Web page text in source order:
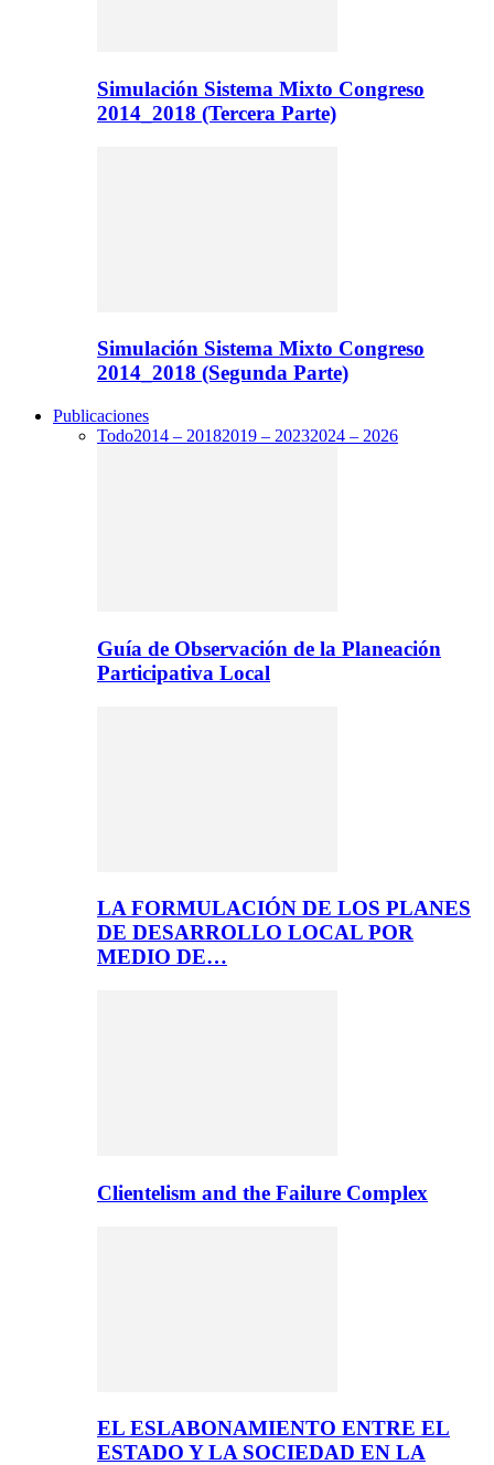
Simulación Sistema Mixto Congreso
2014_2018 (Tercera Parte)
Simulación Sistema Mixto Congreso
2014_2018 (Segunda Parte)
Publicaciones
Todo2014 – 20182019 – 20232024 – 2026
Guía de Observación de la Planeación
Participativa Local
LA FORMULACIÓN DE LOS PLANES
DE DESARROLLO LOCAL POR
MEDIO DE…
Clientelism and the Failure Complex
EL ESLABONAMIENTO ENTRE EL
ESTADO Y LA SOCIEDAD EN LA